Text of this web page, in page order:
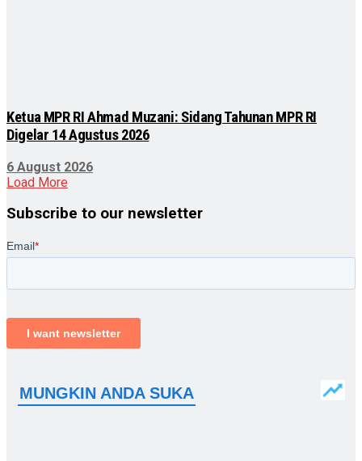
Ketua MPR RI Ahmad Muzani: Sidang Tahunan MPR RI
Digelar 14 Agustus 2026
6 August 2026
Load More
Subscribe to our newsletter